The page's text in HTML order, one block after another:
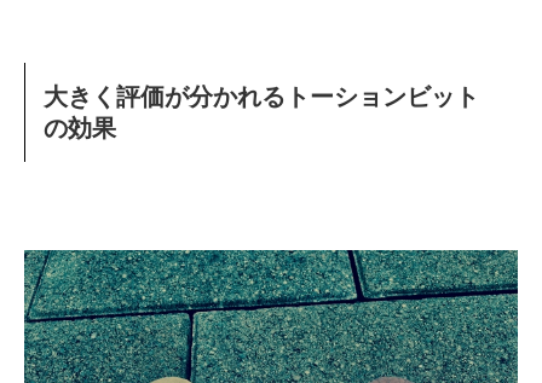
大きく評価が分かれるトーションビット
の効果